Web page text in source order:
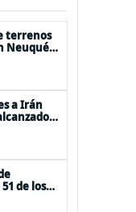
terrenos
Neuquén
a Irán
de los